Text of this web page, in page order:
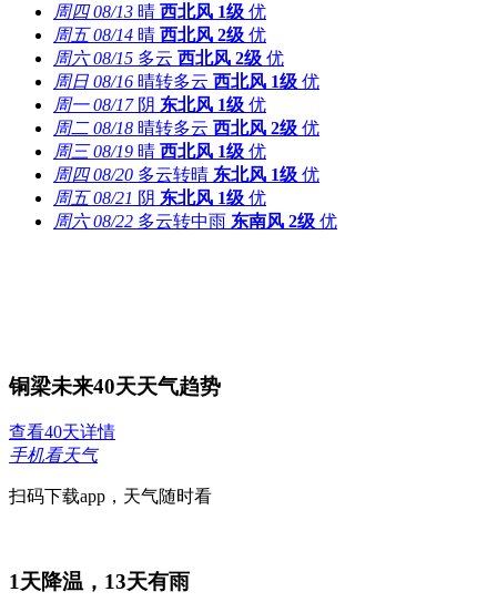
周四 08/13 晴 西北风 1级 优
周五 08/14 晴 西北风 2级 优
周六 08/15 多云 西北风 2级 优
周日 08/16 晴转多云 西北风 1级 优
周一 08/17 阴 东北风 1级 优
周二 08/18 晴转多云 西北风 2级 优
周三 08/19 晴 西北风 1级 优
周四 08/20 多云转晴 东北风 1级 优
周五 08/21 阴 东北风 1级 优
周六 08/22 多云转中雨 东南风 2级 优
铜梁未来40天天气趋势
查看40天详情
手机看天气
扫码下载app，天气随时看
1天降温， 13天有雨